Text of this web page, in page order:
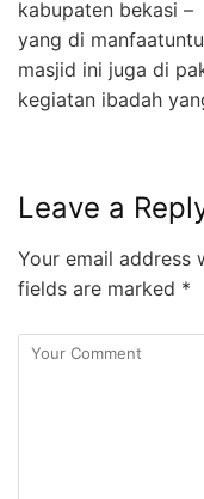
kabupaten bekasi
yang di
masjid ini juga di
kegiatan ibadah
Leave a
Your email address
fields are marked *